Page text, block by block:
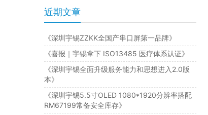
近期文章
《深圳宇锡ZZKK全国产串口屏第一品牌》
《喜报｜宇锡拿下 ISO13485 医疗体系认证》
《深圳宇锡全面升级服务能力和思想进入2.0版
本》
《深圳宇锡5.5寸OLED 1080*1920分辨率搭配
RM67199常备安全库存》